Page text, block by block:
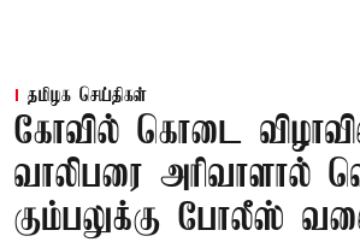
தமிழக செய்திகள்
கோவில் கொடை
வாலிபரை அரிவாளால்
கும்பலுக்கு போலீஸ்